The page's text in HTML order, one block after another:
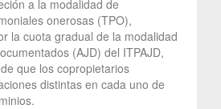
a la modalidad de
onerosas (TPO),
la cuota gradual de la modalidad
(AJD) del ITPAJD,
que los copropietarios
distintas en cada uno de